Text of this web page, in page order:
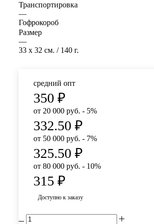
Транспортировка
—
Гофрокороб
Размер
—
33 x 32 см. / 140 г.
средний опт
350 ₽
от 20 000 руб. - 5%
332.50 ₽
от 50 000 руб. - 7%
325.50 ₽
от 80 000 руб. - 10%
315 ₽
Доступно к заказу